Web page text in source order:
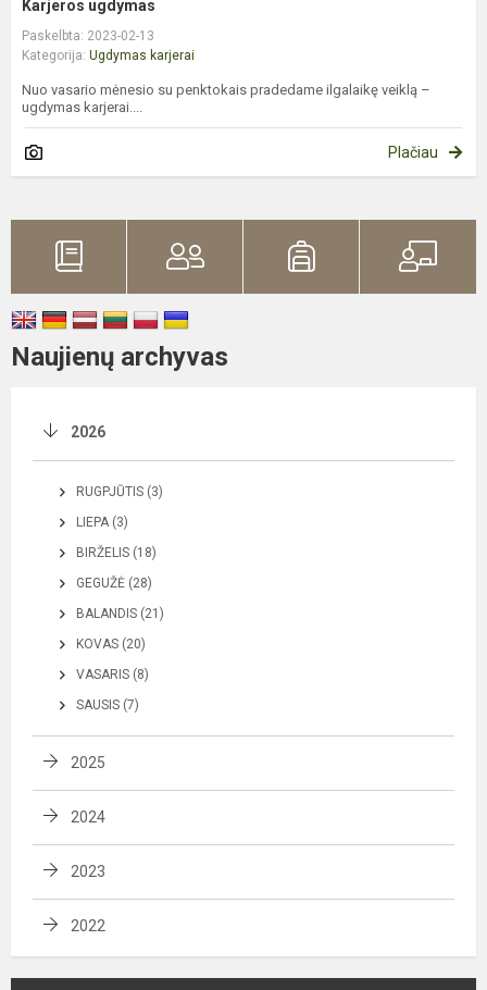
Karjeros ugdymas
Paskelbta: 2023-02-13
Kategorija: Ugdymas karjerai
Nuo vasario mėnesio su penktokais pradedame ilgalaikę veiklą –
ugdymas karjerai....
Plačiau
Naujienų archyvas
2026
RUGPJŪTIS (3)
LIEPA (3)
BIRŽELIS (18)
GEGUŽĖ (28)
BALANDIS (21)
KOVAS (20)
VASARIS (8)
SAUSIS (7)
2025
2024
2023
2022